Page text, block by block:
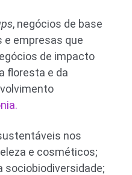
, negócios de base
e empresas que
de impacto
floresta e da
nos
e cosméticos;
sociobiodiversidade;